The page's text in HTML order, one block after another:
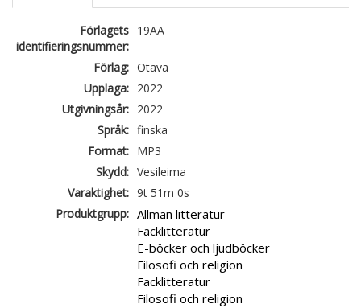
Förlagets
identifieringsnummer:
19AA
Förlag: Otava
Upplaga: 2022
Utgivningsår: 2022
Språk: finska
Format: MP3
Skydd: Vesileima
Varaktighet: 9t 51m 0s
Produktgrupp: Allmän litteratur
Facklitteratur
E-böcker och ljudböcker
Filosofi och religion
Facklitteratur
Filosofi och religion